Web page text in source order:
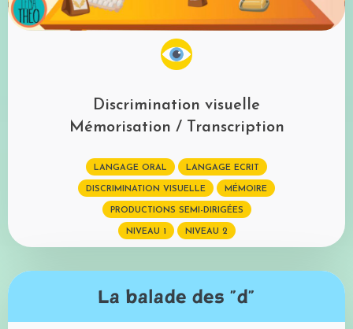
Discrimination visuelle
Mémorisation / Transcription
LANGAGE ORAL LANGAGE ECRIT
DISCRIMINATION VISUELLE MÉMOIRE
PRODUCTIONS SEMI-DIRIGÉES
NIVEAU 1 NIVEAU 2
La balade des "d"